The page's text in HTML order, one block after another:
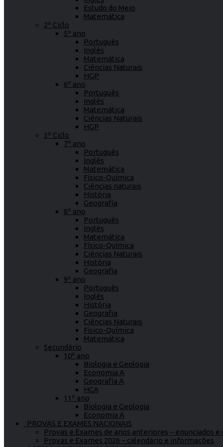
Estudo do Meio
Matemática
2º Ciclo
5º ano
Português
Inglês
Matemática
Ciências Naturais
HGP
6º ano
Português
Inglês
Matemática
Ciências Naturais
HGP
3º Ciclo
7º ano
Português
Inglês
Matemática
Físico-Química
Ciências naturais
História
Geografia
8º ano
Português
Inglês
Matemática
Físico-Química
Ciências Naturais
História
Geografia
9º ano
Português
Inglês
História
Geografia
Ciências Naturais
Físico-Química
Matemática
Secundário
10º ano
Biologia e Geologia
Economia A
Geografia A
HCA
11º ano
Biologia e Geologia
Economia A
PROVAS E EXAMES NACIONAIS
Provas e Exames de anos anteriores – enunciados
Provas e Exames 2026 – calendário e informações